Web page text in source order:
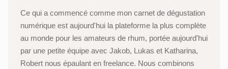
Ce qui a commencé comme mon carnet de dégustation
numérique est aujourd'hui la plateforme la plus complète
au monde pour les amateurs de rhum, portée aujourd'hui
par une petite équipe avec Jakob, Lukas et Katharina,
Robert nous épaulant en freelance. Nous combinons